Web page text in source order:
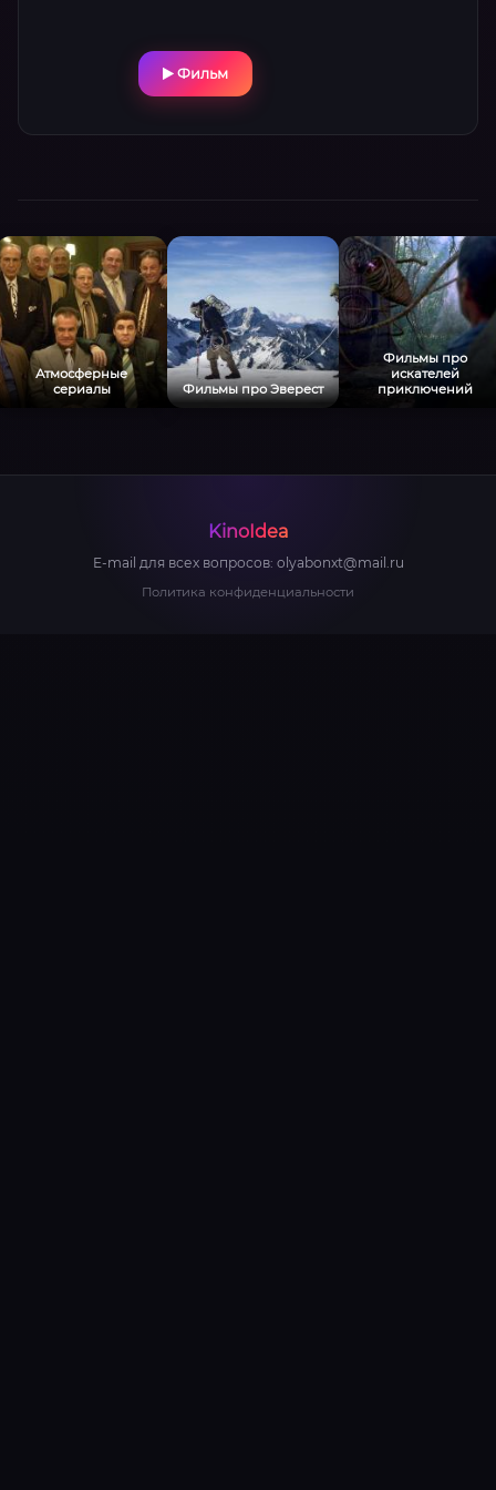
Фильм
Атмосферные
сериалы
Фильмы про Эверест
Фильмы про
искателей
приключений
KinoIdea
E-mail для всех вопросов: olyabonxt@mail.ru
Политика конфиденциальности